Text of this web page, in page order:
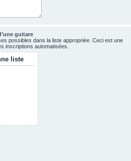
guitare
possibles dans la liste appropriée. Ceci est une
inscriptions automatisées.
liste